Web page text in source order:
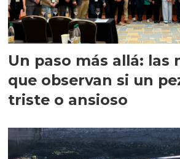
Un paso más allá: las
que observan si un
triste o ansioso